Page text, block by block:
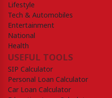
Lifestyle
Tech & Automobiles
Entertainment
National
Health
USEFUL TOOLS
SIP Calculator
Personal Loan Calculator
Car Loan Calculator